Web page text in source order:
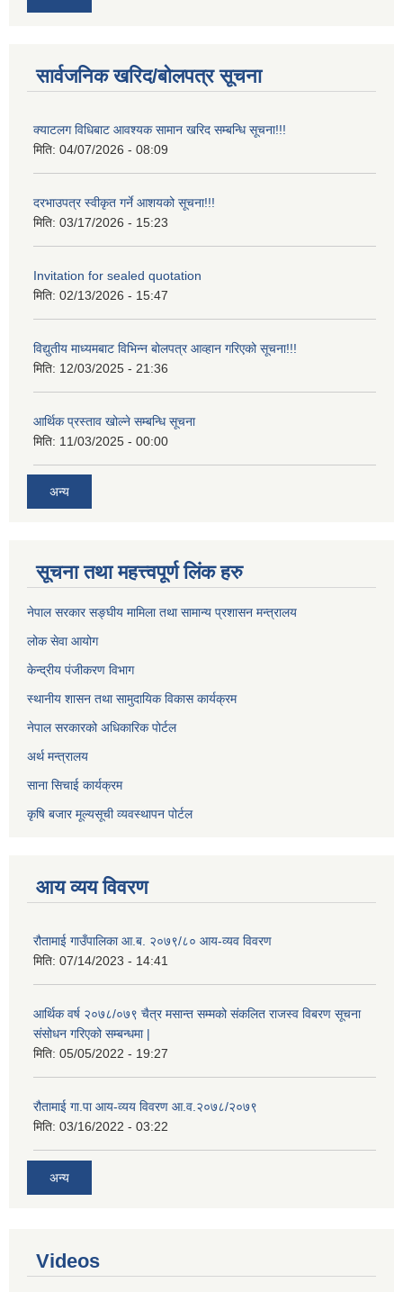
सार्वजनिक खरिद/बोलपत्र सूचना
क्याटलग विधिबाट आवश्यक सामान खरिद सम्बन्धि सूचना!!!
मिति: 04/07/2026 - 08:09
दरभाउपत्र स्वीकृत गर्ने आशयको सूचना!!!
मिति: 03/17/2026 - 15:23
Invitation for sealed quotation
मिति: 02/13/2026 - 15:47
विद्युतीय माध्यमबाट विभिन्न बोलपत्र आव्हान गरिएको सूचना!!!
मिति: 12/03/2025 - 21:36
आर्थिक प्रस्ताव खोल्ने सम्बन्धि सूचना
मिति: 11/03/2025 - 00:00
अन्य
सूचना तथा महत्त्वपूर्ण लिंक हरु
नेपाल सरकार सङ्घीय मामिला तथा सामान्य प्रशासन मन्त्रालय
लोक सेवा आयोग
केन्द्रीय पंजीकरण विभाग
स्थानीय शासन तथा सामुदायिक विकास कार्यक्रम
नेपाल सरकारको अधिकारिक पोर्टल
अर्थ मन्त्रालय
साना सिचाई कार्यक्रम
कृषि बजार मूल्यसूची व्यवस्थापन पोर्टल
आय व्यय विवरण
रौतामाई गाउँपालिका आ.ब. २०७९/८० आय-व्यव विवरण
मिति: 07/14/2023 - 14:41
आर्थिक वर्ष २०७८/०७९ चैत्र मसान्त सम्मको संकलित राजस्व विबरण सूचना
संसोधन गरिएको सम्बन्धमा |
मिति: 05/05/2022 - 19:27
रौतामाई गा.पा आय-व्यय विवरण आ.व.२०७८/२०७९
मिति: 03/16/2022 - 03:22
अन्य
Videos